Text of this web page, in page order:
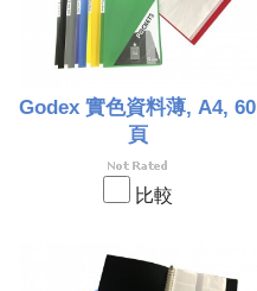
Godex 實色資料薄, A4, 60
頁
比較